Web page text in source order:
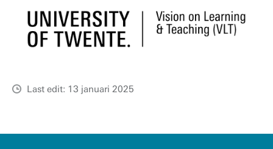
u
Last edit: 13 januari 2025